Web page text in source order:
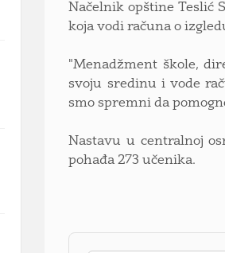
Načelnik opštine Teslić
koja vodi računa o
"Menadžment škole,
svoju sredinu i vode
smo spremni da
Nastavu u centralnoj
pohađa 273 učenika.